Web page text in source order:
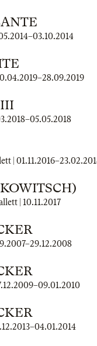
–03.10.2014
–28.09.2019
III
–05.05.2018
| 01.11.2016–
| 10.11.2017
–29.12.2008
–09.01.2010
–04.01.2014